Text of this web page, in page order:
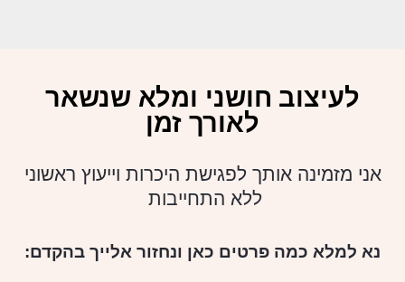
לעיצוב חושני ומלא שנשאר
לאורך זמן
אני מזמינה אותך לפגישת היכרות וייעוץ ראשוני
ללא התחייבות
נא למלא כמה פרטים כאן ונחזור אלייך בהקדם: